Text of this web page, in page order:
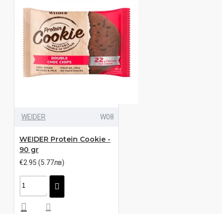
WEIDER W08
WEIDER Protein Cookie -
90 gr
€2.95 (5.77лв)